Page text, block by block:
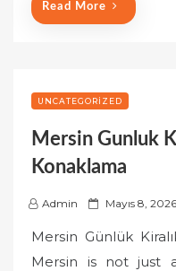
Read More
UNCATEGORIZED
Mersin Gunluk
Konaklama
Admin
P
s
Mayıs 8, 2026
Mersin Günlük
Mersin is not just